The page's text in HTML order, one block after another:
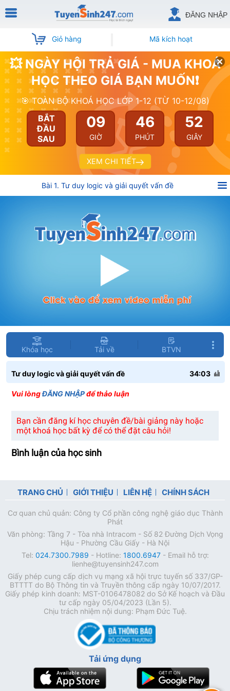
ĐĂNG NHẬP
Giỏ hàng Mã kích hoạt
💥 NGÀY HỘI TRẢ GIÁ - MUA KHOÁ
HỌC THEO GIÁ BẠN MUỐN❗
🎯 TOÀN BỘ KHOÁ HỌC LỚP 1-12 (TỪ 10-12/08)
BẮT
ĐẦU
SAU
09
GIỜ
46
PHÚT
52
GIÂY
XEM CHI TIẾT
Bài 1. Tư duy logic và giải quyết vấn đề
Khóa học Tải về BTVN
Tư duy logic và giải quyết vấn đề 34:03
Vui lòngĐĂNG NHẬPđể thảo luận
Bạn cần đăng kí học chuyên đề/bài giảng này hoặc
một khoá học bất kỳ để có thể đặt câu hỏi!
Bình luận của học sinh
TRANG CHỦ GIỚI THIỆU LIÊN HỆ CHÍNH SÁCH
Cơ quan chủ quản: Công ty Cổ phần công nghệ giáo dục Thành
Phát
Văn phòng: Tầng 7 - Tòa nhà Intracom - Số 82 Đường Dịch Vọng
Hậu - Phường Cầu Giấy - Hà Nội
Tel: 024.7300.7989 - Hotline: 1800.6947- Email hỗ trợ:
lienhe@tuyensinh247.com
Giấy phép cung cấp dịch vụ mạng xã hội trực tuyến số 337/GP-
BTTTT do Bộ Thông tin và Truyền thông cấp ngày 10/07/2017.
Giấy phép kinh doanh: MST-0106478082 do Sở Kế hoạch và Đầu
tư cấp ngày 05/04/2023 (Lần 5).
Chịu trách nhiệm nội dung: Phạm Đức Tuệ.
Tải ứng dụng